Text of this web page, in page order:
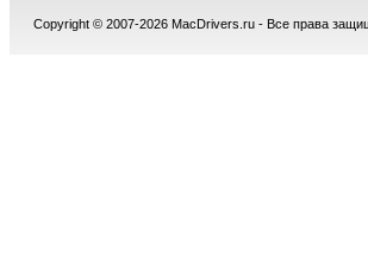
Copyright © 2007-2026 MacDrivers.ru - Все права